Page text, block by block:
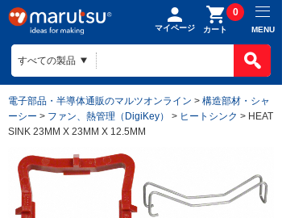
マイページ カート
0
MENU
電子部品・半導体通販のマルツオンライン > 構造部材・シャ
ーシー > ファン、熱管理（DigiKey） > ヒートシンク > HEAT
SINK 23MM X 23MM X 12.5MM